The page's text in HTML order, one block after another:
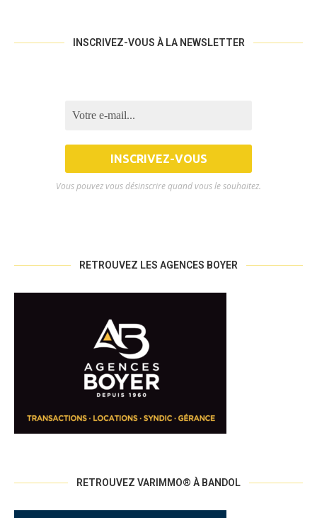
INSCRIVEZ-VOUS À LA NEWSLETTER
Vous pouvez vous désinscrire quand vous le souhaitez.
RETROUVEZ LES AGENCES BOYER
RETROUVEZ VARIMMO® À BANDOL